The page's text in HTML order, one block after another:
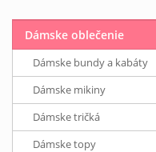
Dámske oblečenie
Dámske bundy a kabáty
Dámske mikiny
Dámske tričká
Dámske topy